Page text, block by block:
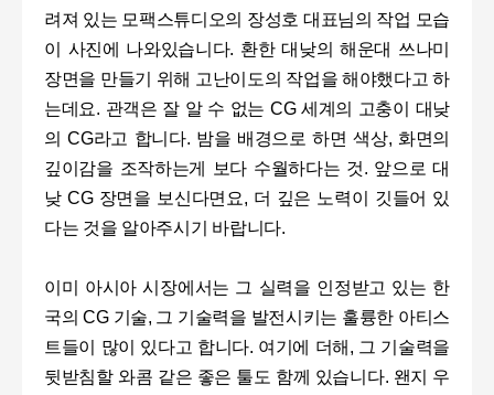
려져 있는 모팩스튜디오의 장성호 대표님의 작업 모습
이 사진에 나와있습니다. 환한 대낮의 해운대 쓰나미
장면을 만들기 위해 고난이도의 작업을 해야했다고 하
는데요. 관객은 잘 알 수 없는 CG 세계의 고충이 대낮
의 CG라고 합니다. 밤을 배경으로 하면 색상, 화면의
깊이감을 조작하는게 보다 수월하다는 것. 앞으로 대
낮 CG 장면을 보신다면요, 더 깊은 노력이 깃들어 있
다는 것을 알아주시기 바랍니다.
이미 아시아 시장에서는 그 실력을 인정받고 있는 한
국의 CG 기술, 그 기술력을 발전시키는 훌륭한 아티스
트들이 많이 있다고 합니다. 여기에 더해, 그 기술력을
뒷받침할 와콤 같은 좋은 툴도 함께 있습니다. 왠지 우